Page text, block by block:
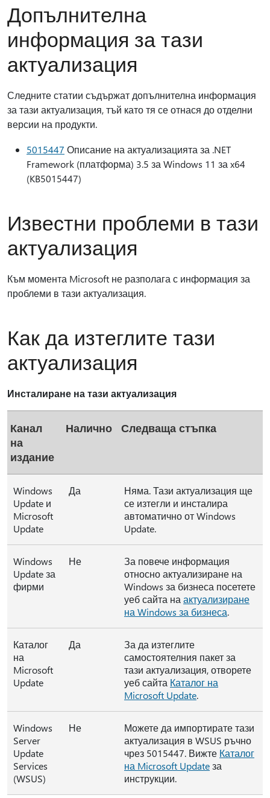
Допълнителна
информация за тази
актуализация
Следните статии съдържат допълнителна информация
за тази актуализация, тъй като тя се отнася до отделни
версии на продукти.
5015447 Описание на актуализацията за .NET
Framework (платформа) 3.5 за Windows 11 за x64
(KB5015447)
Известни проблеми в тази
актуализация
Към момента Microsoft не разполага с информация за
проблеми в тази актуализация.
Как да изтеглите тази
актуализация
Инсталиране на тази актуализация
Канал
на
издание
Налично Следваща стъпка
Windows
Update и
Microsoft
Update
Да
Няма. Тази актуализация ще
се изтегли и инсталира
автоматично от Windows
Update.
Windows
Update за
фирми
Не
За повече информация
относно актуализиране на
Windows за бизнеса посетете
уеб сайта на актуализиране
на Windows за бизнеса.
Каталог
на
Microsoft
Update
Да
За да изтеглите
самостоятелния пакет за
тази актуализация, отворете
уеб сайта Каталог на
Microsoft Update.
Windows
Server
Update
Services
(WSUS)
Не
Можете да импортирате тази
актуализация в WSUS ръчно
чрез 5015447. Вижте Каталог
на Microsoft Updateза
инструкции.